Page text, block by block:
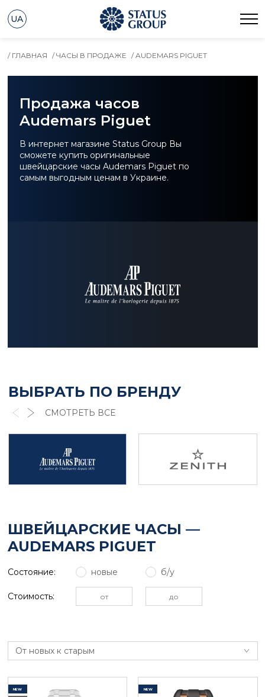
UA
/ ГЛАВНАЯ / ЧАСЫ В ПРОДАЖЕ / AUDEMARS PIGUET
Продажа часов
Audemars Piguet
В интернет магазине Status Group Вы
сможете купить оригинальные
швейцарские часы Audemars Piguet по
самым выгодным ценам в Украине.
ВЫБРАТЬ ПО БРЕНДУ
СМОТРЕТЬ ВСЕ
ШВЕЙЦАРСКИЕ ЧАСЫ —
AUDEMARS PIGUET
Состояние: новые б/у
Стоимость:
От новых к старым
NEW NEW